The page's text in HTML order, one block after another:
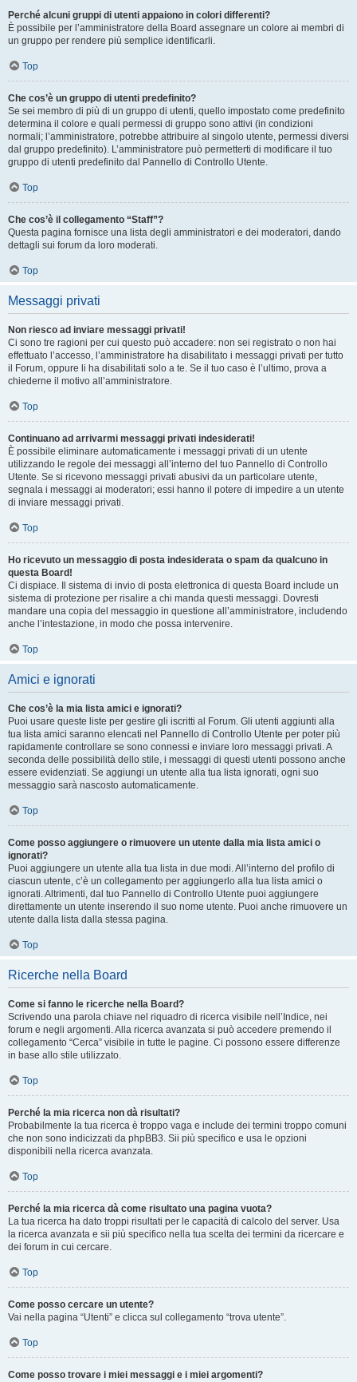
Perché alcuni gruppi di utenti appaiono in colori differenti?
È possibile per l’amministratore della Board assegnare un colore ai membri di
un gruppo per rendere più semplice identificarli.
Top
Che cos’è un gruppo di utenti predefinito?
Se sei membro di più di un gruppo di utenti, quello impostato come predefinito
determina il colore e quali permessi di gruppo sono attivi (in condizioni
normali; l’amministratore, potrebbe attribuire al singolo utente, permessi diversi
dal gruppo predefinito). L’amministratore può permetterti di modificare il tuo
gruppo di utenti predefinito dal Pannello di Controllo Utente.
Top
Che cos’è il collegamento “Staff”?
Questa pagina fornisce una lista degli amministratori e dei moderatori, dando
dettagli sui forum da loro moderati.
Top
Messaggi privati
Non riesco ad inviare messaggi privati!
Ci sono tre ragioni per cui questo può accadere: non sei registrato o non hai
effettuato l’accesso, l’amministratore ha disabilitato i messaggi privati per tutto
il Forum, oppure li ha disabilitati solo a te. Se il tuo caso è l’ultimo, prova a
chiederne il motivo all’amministratore.
Top
Continuano ad arrivarmi messaggi privati indesiderati!
È possibile eliminare automaticamente i messaggi privati ​​di un utente
utilizzando le regole dei messaggi all’interno del tuo Pannello di Controllo
Utente. Se si ricevono messaggi privati ​​abusivi da un particolare utente,
segnala i messaggi ai moderatori; essi hanno il potere di impedire a un utente
di inviare messaggi privati​​.
Top
Ho ricevuto un messaggio di posta indesiderata o spam da qualcuno in
questa Board!
Ci dispiace. Il sistema di invio di posta elettronica di questa Board include un
sistema di protezione per risalire a chi manda questi messaggi. Dovresti
mandare una copia del messaggio in questione all’amministratore, includendo
anche l’intestazione, in modo che possa intervenire.
Top
Amici e ignorati
Che cos’è la mia lista amici e ignorati?
Puoi usare queste liste per gestire gli iscritti al Forum. Gli utenti aggiunti alla
tua lista amici saranno elencati nel Pannello di Controllo Utente per poter più
rapidamente controllare se sono connessi e inviare loro messaggi privati. A
seconda delle possibilità dello stile, i messaggi di questi utenti possono anche
essere evidenziati. Se aggiungi un utente alla tua lista ignorati, ogni suo
messaggio sarà nascosto automaticamente.
Top
Come posso aggiungere o rimuovere un utente dalla mia lista amici o
ignorati?
Puoi aggiungere un utente alla tua lista in due modi. All’interno del profilo di
ciascun utente, c’è un collegamento per aggiungerlo alla tua lista amici o
ignorati. Altrimenti, dal tuo Pannello di Controllo Utente puoi aggiungere
direttamente un utente inserendo il suo nome utente. Puoi anche rimuovere un
utente dalla lista dalla stessa pagina.
Top
Ricerche nella Board
Come si fanno le ricerche nella Board?
Scrivendo una parola chiave nel riquadro di ricerca visibile nell’Indice, nei
forum e negli argomenti. Alla ricerca avanzata si può accedere premendo il
collegamento “Cerca” visibile in tutte le pagine. Ci possono essere differenze
in base allo stile utilizzato.
Top
Perché la mia ricerca non dà risultati?
Probabilmente la tua ricerca è troppo vaga e include dei termini troppo comuni
che non sono indicizzati da phpBB3. Sii più specifico e usa le opzioni
disponibili nella ricerca avanzata.
Top
Perché la mia ricerca dà come risultato una pagina vuota?
La tua ricerca ha dato troppi risultati per le capacità di calcolo del server. Usa
la ricerca avanzata e sii più specifico nella tua scelta dei termini da ricercare e
dei forum in cui cercare.
Top
Come posso cercare un utente?
Vai nella pagina “Utenti” e clicca sul collegamento “trova utente”.
Top
Come posso trovare i miei messaggi e i miei argomenti?